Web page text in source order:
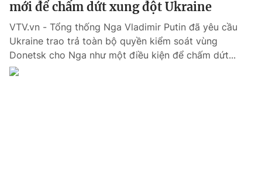
Xã hội
Pháp luật
mới để chấm dứt xung đột Ukraine
VTV.vn - Tổng thống Nga Vladimir Putin đã yêu cầu
Ukraine trao trả toàn bộ quyền kiểm soát vùng
Donetsk cho Nga như một điều kiện để chấm dứt...